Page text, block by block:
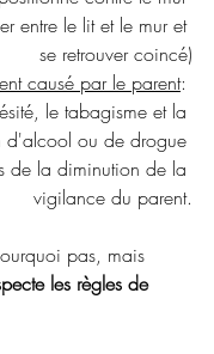
entre le lit et le mur et
se retrouver coincé)
causé par le parent:
le tabagisme et la
d'alcool ou de drogue
de la diminution de la
vigilance du parent.
pas, mais
les règles de